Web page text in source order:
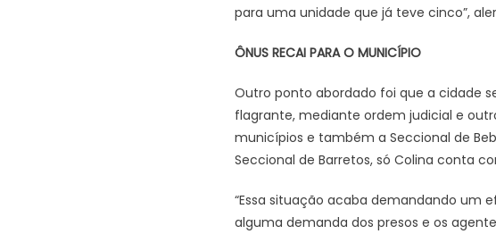
para uma unidade que já teve cinco”,
ÔNUS RECAI PARA O MUNICÍPIO
Outro ponto abordado foi que a cidade
flagrante, mediante ordem judicial e
municípios e também a Seccional de
Seccional de Barretos, só Colina conta
“Essa situação acaba demandando um
alguma demanda dos presos e os